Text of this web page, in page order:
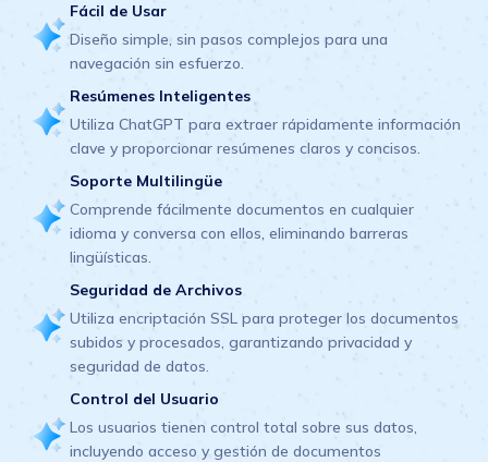
Fácil de Usar
Diseño simple, sin pasos complejos para una
navegación sin esfuerzo.
Resúmenes Inteligentes
Utiliza ChatGPT para extraer rápidamente información
clave y proporcionar resúmenes claros y concisos.
Soporte Multilingüe
Comprende fácilmente documentos en cualquier
idioma y conversa con ellos, eliminando barreras
lingüísticas.
Seguridad de Archivos
Utiliza encriptación SSL para proteger los documentos
subidos y procesados, garantizando privacidad y
seguridad de datos.
Control del Usuario
Los usuarios tienen control total sobre sus datos,
incluyendo acceso y gestión de documentos